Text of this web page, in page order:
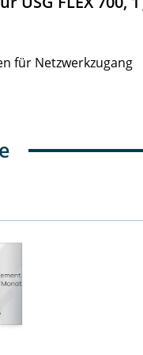
für Netzwerkzugang